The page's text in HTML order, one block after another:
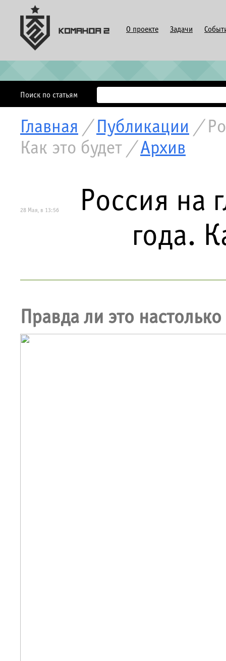
О проекте Задачи
Поиск по статьям
Главная / Публикации /
Как это будет / Архив
28 Мая, в 13:56
Россия на
года.
Правда ли это